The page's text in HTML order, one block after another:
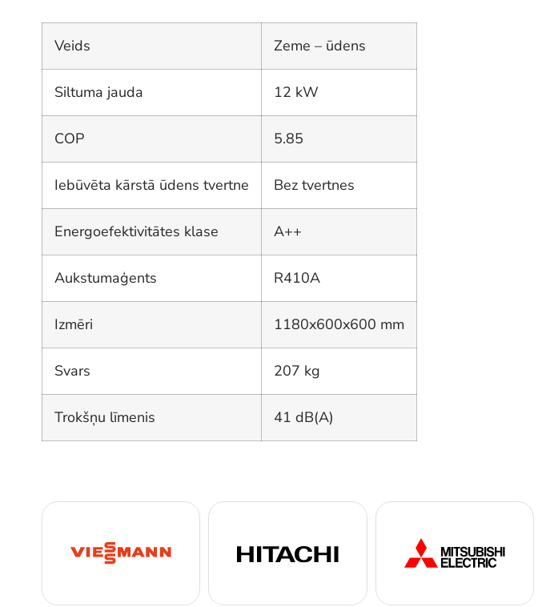
Veids Zeme – ūdens
Siltuma jauda 12 kW
COP 5.85
Iebūvēta kārstā ūdens tvertne Bez tvertnes
Energoefektivitātes klase A++
Aukstumaģents R410A
Izmēri 1180x600x600 mm
Svars 207 kg
Trokšņu līmenis 41 dB(A)